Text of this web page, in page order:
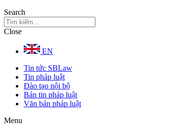
Search
Close
EN
Tin tức SBLaw
Tin pháp luật
Đào tạo nội bộ
Bản tin pháp luật
Văn bản pháp luật
Menu